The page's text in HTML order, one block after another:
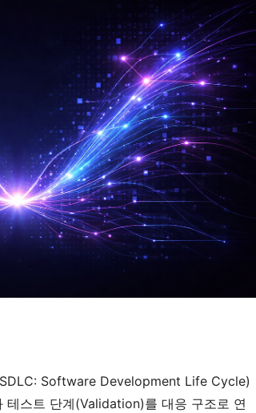
Software Development Life Cycle)
스트 단계(Validation)를 대응 구조로 연